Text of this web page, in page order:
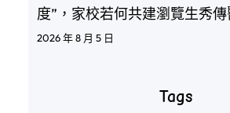
度”，家校若何共建瀏覽生秀
2026 年 8 月 5 日
Tags